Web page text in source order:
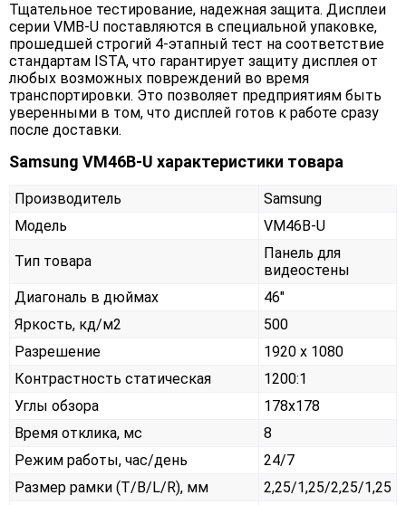
Тщательное тестирование, надежная защита. Дисплеи
серии VMB-U поставляются в специальной упаковке,
прошедшей строгий 4-этапный тест на соответствие
стандартам ISTA, что гарантирует защиту дисплея от
любых возможных повреждений во время
транспортировки. Это позволяет предприятиям быть
уверенными в том, что дисплей готов к работе сразу
после доставки.
Samsung VM46B-U характеристики товара
Производитель
Samsung
Модель
VM46B-U
Тип товара
Панель для
видеостены
Диагональ в дюймах
46"
Яркость, кд/м2
500
Разрешение
1920 x 1080
Контрастность статическая
1200:1
Углы обзора
178x178
Время отклика, мс
8
Режим работы, час/день
24/7
Размер рамки (T/B/L/R), мм
2,25/1,25/2,25/1,25